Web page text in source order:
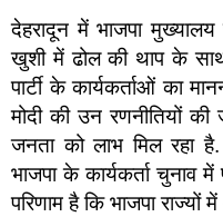
देहरादून में भाजपा मुख्यालय
खुशी में ढोल की थाप के
पार्टी के कार्यकर्ताओं का
मोदी की उन रणनीतियों
जनता को लाभ मिल रहा
भाजपा के कार्यकर्ता
परिणाम है कि भाजपा